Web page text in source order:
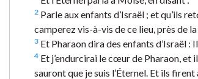
2 Parle aux enfants d’Israël ; et qu’ils
camperez vis-à-vis de ce lieu, près de la
3 Et Pharaon dira des enfants d’Israël :
4 Et j’endurcirai le cœur de Pharaon, et
sauront que je suis l’Éternel. Et ils firent